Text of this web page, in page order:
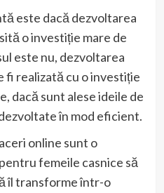
este dacă dezvoltarea
o investiție mare de
este nu, dezvoltarea
fi realizată cu o investiție
dacă sunt alese ideile de
în mod eficient.
online sunt o
femeile casnice să
îl transforme într-o